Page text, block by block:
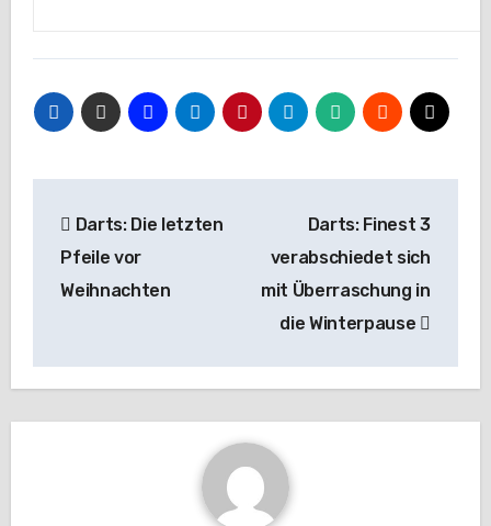
Darts: Die letzten
Pfeile vor
Weihnachten
Darts: Finest 3
verabschiedet sich
mit Überraschung in
die Winterpause